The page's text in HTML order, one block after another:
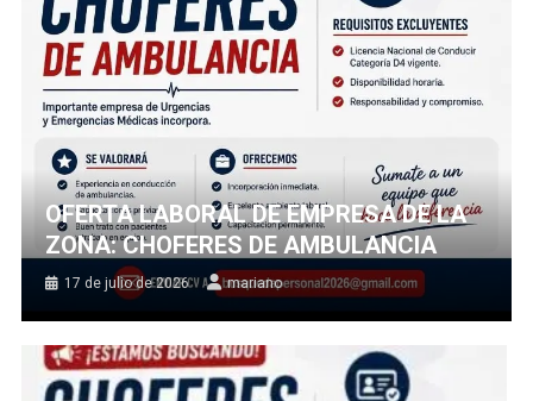
OFERTA LABORAL DE EMPRESA DE LA
ZONA: CHOFERES DE AMBULANCIA
17 de julio de 2026 mariano